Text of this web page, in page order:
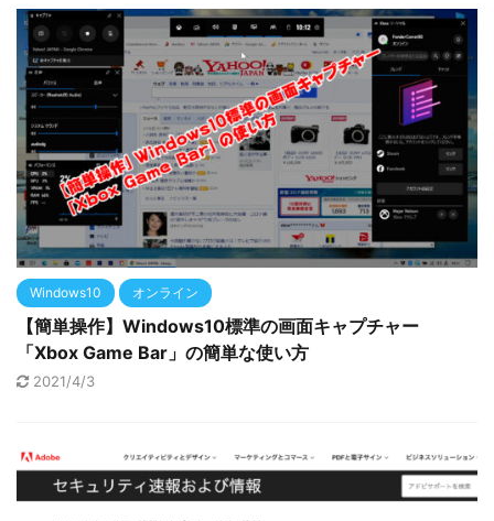
Windows10 オンライン
【簡単操作】Windows10標準の画面キャプチャー
「Xbox Game Bar」の簡単な使い方
2021/4/3